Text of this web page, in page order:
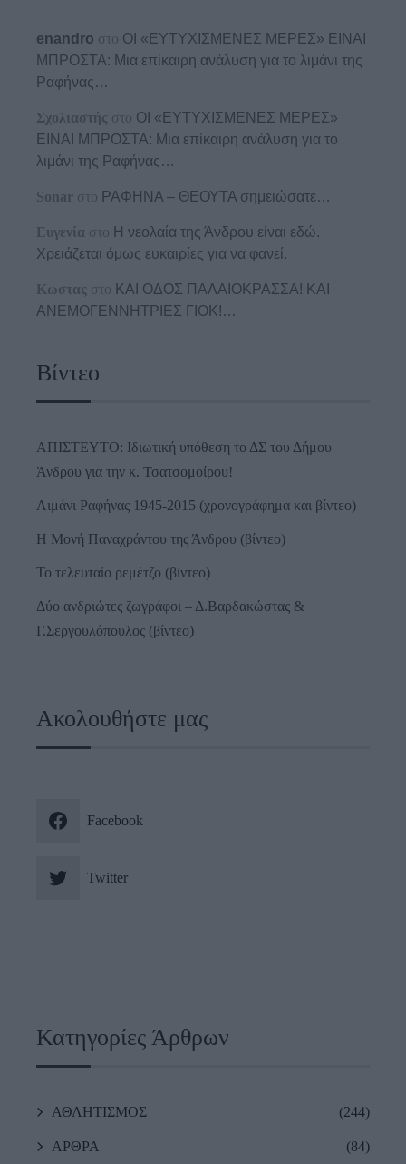
enandro στο ΟΙ «ΕΥΤΥΧΙΣΜΕΝΕΣ ΜΕΡΕΣ» ΕΙΝΑΙ
ΜΠΡΟΣΤΑ: Μια επίκαιρη ανάλυση για το λιμάνι της
Ραφήνας…
Σχολιαστής στο ΟΙ «ΕΥΤΥΧΙΣΜΕΝΕΣ ΜΕΡΕΣ»
ΕΙΝΑΙ ΜΠΡΟΣΤΑ: Μια επίκαιρη ανάλυση για το
λιμάνι της Ραφήνας…
Sonar στο ΡΑΦΗΝΑ – ΘΕΟΥΤΑ σημειώσατε…
Ευγενία στο Η νεολαία της Άνδρου είναι εδώ.
Χρειάζεται όμως ευκαιρίες για να φανεί.
Κωστας στο ΚΑΙ ΟΔΟΣ ΠΑΛΑIΟΚΡΑΣΣΑ! ΚΑΙ
ΑΝΕΜΟΓΕΝΝΗΤΡΙΕΣ ΓΙΟΚ!…
Βίντεο
ΑΠΙΣΤΕΥΤΟ: Ιδιωτική υπόθεση το ΔΣ του Δήμου
Άνδρου για την κ. Τσατσομοίρου!
Λιμάνι Ραφήνας 1945-2015 (χρονογράφημα και βίντεο)
Η Μονή Παναχράντου της Άνδρου (βίντεο)
Το τελευταίο ρεμέτζο (βίντεο)
Δύο ανδριώτες ζωγράφοι – Δ.Βαρδακώστας &
Γ.Σεργουλόπουλος (βίντεο)
Ακολουθήστε μας
Facebook
Twitter
Κατηγορίες Άρθρων
ΑΘΛΗΤΙΣΜΟΣ (244)
ΑΡΘΡΑ (84)